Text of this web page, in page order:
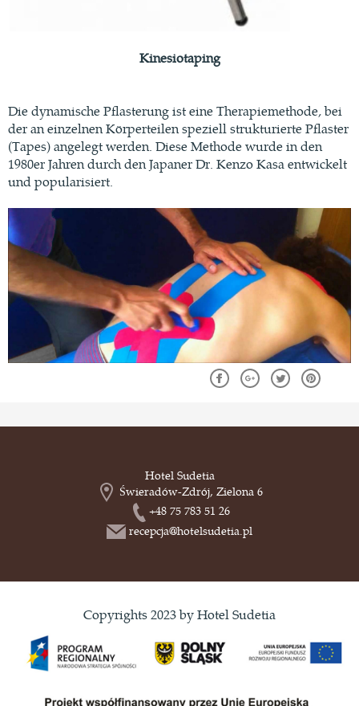
Kinesiotaping
Die dynamische Pflasterung ist eine Therapiemethode, bei
der an einzelnen Körperteilen speziell strukturierte Pflaster
(Tapes) angelegt werden. Diese Methode wurde in den
1980er Jahren durch den Japaner Dr. Kenzo Kasa entwickelt
und popularisiert.
Hotel Sudetia
Świeradów-Zdrój, Zielona 6
+48 75 783 51 26
recepcja@hotelsudetia.pl
Copyrights 2023 by Hotel Sudetia